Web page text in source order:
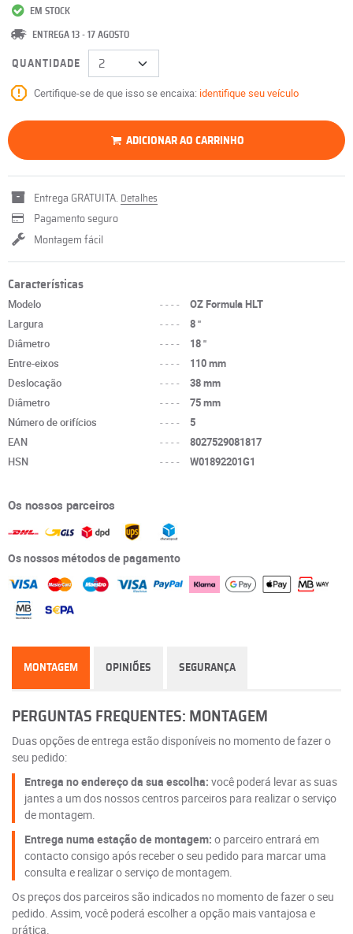
EM STOCK
ENTREGA 13 - 17 AGOSTO
QUANTIDADE
Certifique-se de que isso se encaixa: identifique seu veículo
ADICIONAR AO CARRINHO
Entrega GRATUITA. Detalhes
Pagamento seguro
Montagem fácil
Características
Modelo ----
OZ Formula HLT
Largura
----
8 "
Diâmetro
----
18 "
Entre-eixos
----
110 mm
Deslocação
----
38 mm
Diâmetro
----
75 mm
Número de orifícios
----
5
EAN
----
8027529081817
HSN
---- W01892201G1
Os nossos parceiros
Os nossos métodos de pagamento
MONTAGEM OPINIÕES SEGURANÇA
PERGUNTAS FREQUENTES: MONTAGEM
Duas opções de entrega estão disponíveis no momento de fazer o
seu pedido:
Entrega no endereço da sua escolha: você poderá levar as suas
jantes a um dos nossos centros parceiros para realizar o serviço
de montagem.
Entrega numa estação de montagem: o parceiro entrará em
contacto consigo após receber o seu pedido para marcar uma
consulta e realizar o serviço de montagem.
Os preços dos parceiros são indicados no momento de fazer o seu
pedido. Assim, você poderá escolher a opção mais vantajosa e
prática.